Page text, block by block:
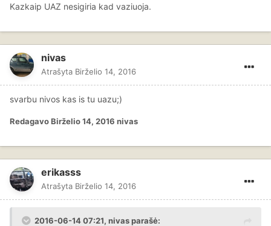
Kazkaip UAZ nesigiria kad vaziuoja.
nivas
Atrašyta Birželio 14, 2016
svarbu nivos kas is tu uazu;)
RedagavoBirželio 14, 2016 nivas
erikasss
Atrašyta Birželio 14, 2016
2016-06-14 07:21, nivas parašė: